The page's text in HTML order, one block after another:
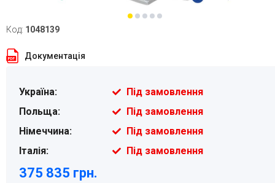
Код: 1048139
Документація
Україна:
Під замовлення
Польща:
Під замовлення
Німеччина:
Під замовлення
Італія:
Під замовлення
375 835 грн.